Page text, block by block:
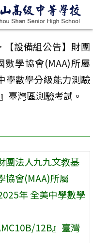
【設備組公告】財團
數學協會(MAA)所屬
學數學分級能力測驗
臺灣區測驗考試。
團法人九九文教基
協會(MAA)所屬
年 全美中學數學
12B』臺灣